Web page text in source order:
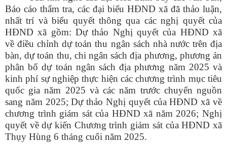
Báo cáo thẩm tra, các đại biểu HĐND xã đã thảo luận,
nhất trí và biểu quyết thông qua các nghị quyết của
HĐND xã gồm: Dự thảo Nghị quyết của HĐND xã
về điều chỉnh dự toán thu ngân sách nhà nước trên địa
bàn, dự toán thu, chi ngân sách địa phương, phương án
phân bổ dự toán ngân sách địa phương năm 2025 và
kinh phí sự nghiệp thực hiện các chương trình mục tiêu
quốc gia năm 2025 và các năm trước chuyển nguồn
sang năm 2025; Dự thảo Nghị quyết của HĐND xã về
chương trình giám sát của HĐND xã năm 2026; Nghị
quyết về dự kiến Chương trình giám sát của HĐND xã
Thụy Hùng 6 tháng cuối năm 2025.